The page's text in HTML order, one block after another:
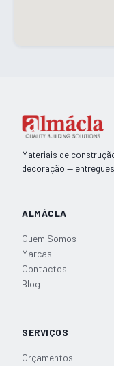
Materiais de
decoração —
ALMÁCLA
Quem Somos
Marcas
Contactos
Blog
SERVIÇOS
Orçamentos